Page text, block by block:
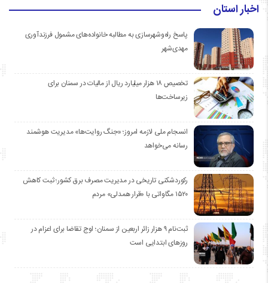
اخبار استان
پاسخ راه‌وشهرسازی به مطالبه خانواده‌های مشمول فرزندآوری
مهدی‌شهر
تخصیص ۱۸ هزار میلیارد ریال از مالیات در سمنان برای
زیرساخت‌ها
انسجام ملی لازمه امروز؛ «جنگ روایت‌ها» مدیریت هوشمند
رسانه می‌خواهد
رکوردشکنی تاریخی در مدیریت مصرف برق کشور؛ ثبت کاهش
۱۵۲۰ مگاواتی با «قرار همدلی» مردم
ثبت‌نام ۹ هزار زائر اربعین از سمنان؛ اوج تقاضا برای اعزام در
روزهای ابتدایی است